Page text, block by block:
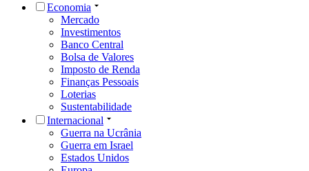
Economia
Mercado
Investimentos
Banco Central
Bolsa de Valores
Imposto de Renda
Finanças Pessoais
Loterias
Sustentabilidade
Internacional
Guerra na Ucrânia
Guerra em Israel
Estados Unidos